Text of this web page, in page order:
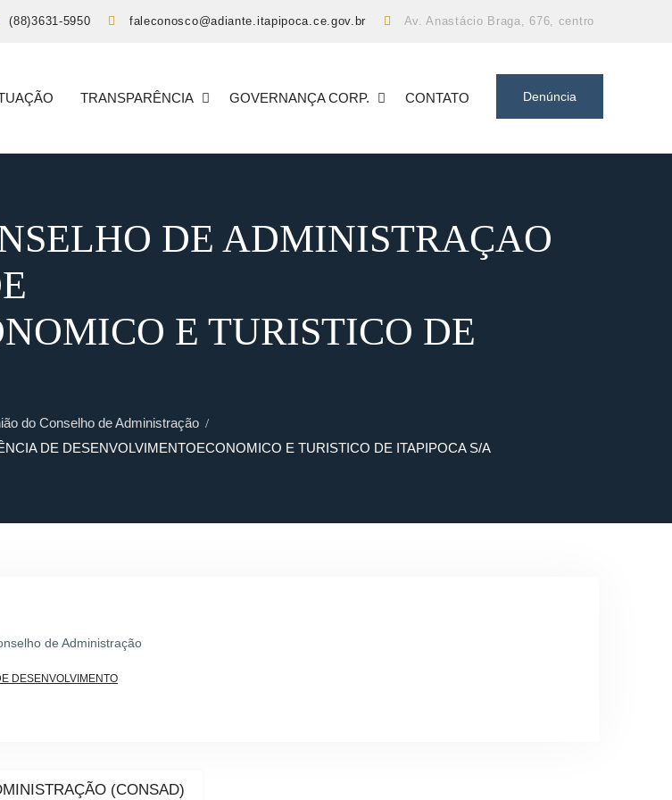
(88)3631-5950 faleconosco@adiante.itapipoca.ce.gov.br Av. Anastácio Braga, 676, centro
Denúncia
TRANSPARÊNCIA GOVERNANÇA CORP. CONTATO
DE ADMINISTRAÇAO
E TURISTICO DE
do Conselho de Administração
DE DESENVOLVIMENTOECONOMICO E TURISTICO DE ITAPIPOCA S/A
de Administração
DESENVOLVIMENTO
(CONSAD)